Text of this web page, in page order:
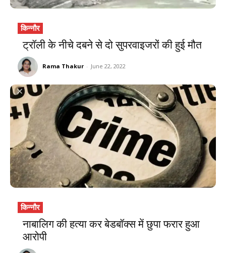
किन्नौर
ट्रॉली के नीचे दबने से दो सुपरवाइजरों की हुई मौत
Rama Thakur - June 22, 2022
किन्नौर
नाबालिग की हत्या कर बेडबॉक्स में छुपा फरार हुआ
आरोपी